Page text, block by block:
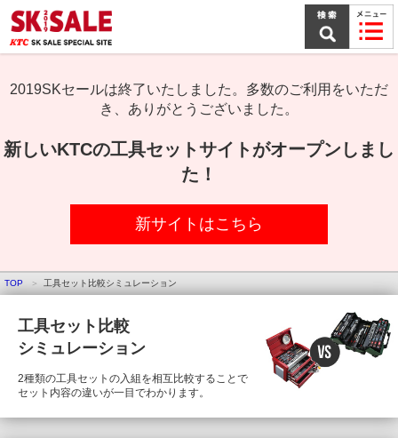
文
ま
で
キ2019SKセールは終了いたしました。多数のご利用をいただ
き、ありがとうございました。
新しいKTCの工具セットサイトがオープンしまし
た！
新サイトはこちら
TOP 工具セット比較シミュレーション
工具セット比較
シミュレーション
2種類の工具セットの入組を相互比較することで
セット内容の違いが一目でわかります。